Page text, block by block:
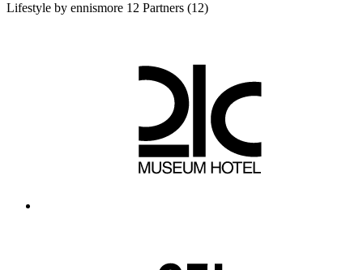
Lifestyle by ennismore 12 Partners (12)